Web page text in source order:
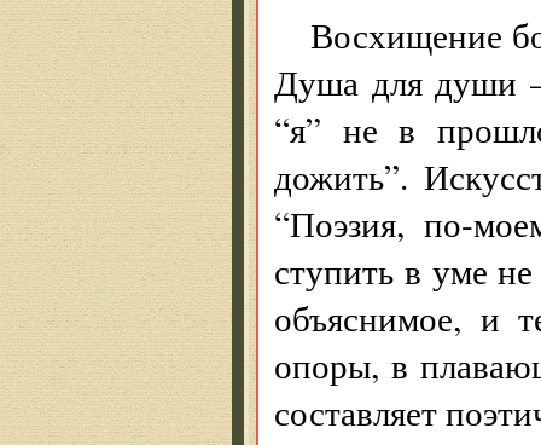
Восхищение
Душа для души
“я” не в
дожить”.
“Поэзия, по-
ступить в уме
объяснимое, и
опоры, в
составляет